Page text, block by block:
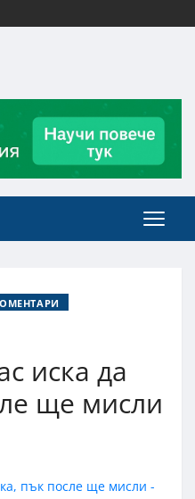
иска да
ще мисли